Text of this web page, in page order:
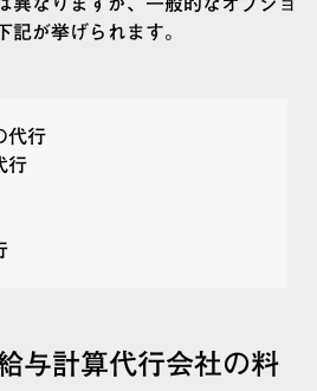
記が挙げられます。
代行
行
与計算代行会社の料